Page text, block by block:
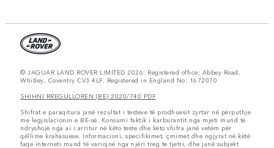
© JAGUAR LAND ROVER LIMITED 2026: Registered office: Abbey Road,
Whitley, Coventry CV3 4LF. Registered in England No: 1672070
SHIHNI RREGULLOREN (BE) 2020/740 PDF
Shifrat e paraqitura janë rezultat i testeve të prodhuesit zyrtar në përputhje
me legjislacionin e BE-së. Konsumi faktik i karburantit nga mjeti mund të
ndryshojë nga ai i arritur në këto teste dhe këto shifra janë vetëm për
qëllime krahasuese. Informacioni, specifikimet, çmimet dhe ngjyrat në këtë
faqe interneti mund të variojnë nga njëri treg te tjetri, dhe janë subjekt